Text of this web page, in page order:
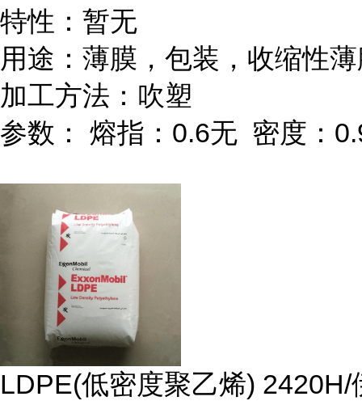
特性：暂无
用途：薄膜，包装，收缩性
加工方法：吹塑
参数：
熔指： 0.6无 密度：
LDPE(低密度聚乙烯) 2420H/